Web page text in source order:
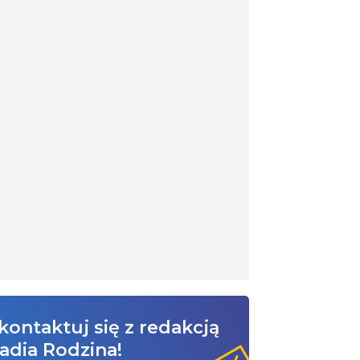
się z redakcją
Rodzina!